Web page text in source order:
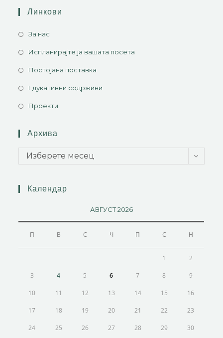
Линкови
За нас
Испланирајте ја вашата посета
Постојана поставка
Едукативни содржини
Проекти
Архива
Изберете месец
Календар
АВГУСТ 2026
П В С Ч П С Н
1 2
3 4 5 6 7 8 9
10 11 12 13 14 15 16
17 18 19 20 21 22 23
24 25 26 27 28 29 30